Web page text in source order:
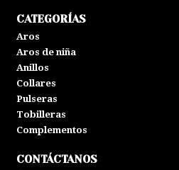
CATEGORÍAS
Aros
Aros de niña
Anillos
Collares
Pulseras
Tobilleras
Complementos
CONTÁCTANOS